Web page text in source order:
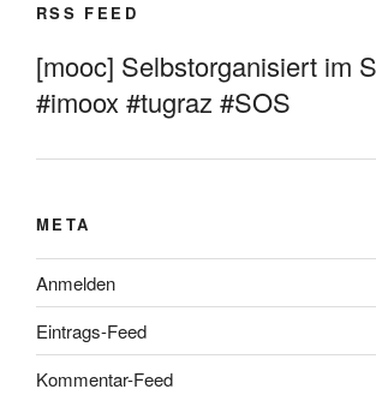
RSS FEED
[mooc] Selbstorganisiert im
#imoox #tugraz #SOS
META
Anmelden
Eintrags-Feed
Kommentar-Feed